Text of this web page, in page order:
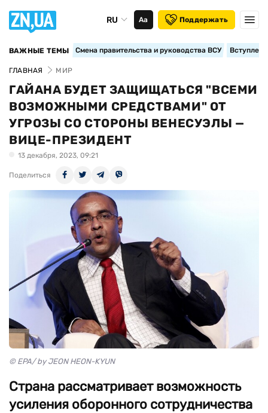
RU Аа Поддержать
ВАЖНЫЕ ТЕМЫ Смена правительства и руководства ВСУ
ГЛАВНАЯ МИР
ГАЙАНА БУДЕТ ЗАЩИЩАТЬСЯ "ВСЕМИ
ВОЗМОЖНЫМИ СРЕДСТВАМИ" ОТ
УГРОЗЫ СО СТОРОНЫ ВЕНЕСУЭЛЫ —
ВИЦЕ-ПРЕЗИДЕНТ
13 декабря, 2023, 09:21
Поделиться
© EPA/ by JEON HEON-KYUN
Страна рассматривает возможность
усиления оборонного сотрудничества